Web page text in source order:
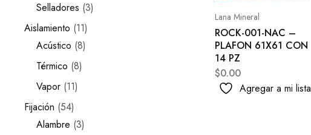
Lana Mineral
ROCK-001-NAC –
PLAFON 61X61 CON
14 PZ
$0.00
Agregar a mi lista
Selladores 3
Aislamiento 11
Acústico 8
Térmico 8
Vapor 11
Fijación 54
Alambre 3